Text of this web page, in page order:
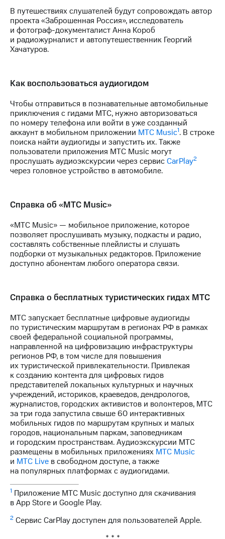
Реквизиты
Контакты
развитие
деловая этика
На главную
В путешествиях слушателей будут сопровождать автор
проекта «Заброшенная Россия», исследователь
и фотограф-документалист Анна Короб
и радиожурналист и автопутешественник Георгий
Хачатуров.
Как воспользоваться аудиогидом
Чтобы отправиться в познавательные автомобильные
приключения с гидами МТС, нужно авторизоваться
по номеру телефона или войти в уже созданный
аккаунт в мобильном приложении МТС Music1. В строке
поиска найти аудиогиды и запустить их. Также
пользователи приложения MTC Music могут
прослушать аудиоэкскурсии через сервисCarPlay2
через головное устройство в автомобиле.
Справка об «МТС Music»
«МТС Music» — мобильное приложение, которое
позволяет прослушивать музыку, подкасты и радио,
составлять собственные плейлисты и слушать
подборки от музыкальных редакторов. Приложение
доступно абонентам любого оператора связи.
Справка о бесплатных туристических гидах МТС
МТС запускает бесплатные цифровые аудиогиды
по туристическим маршрутам в регионах РФ в рамках
своей федеральной социальной программы,
направленной на цифровизацию инфраструктуры
регионов РФ, в том числе для повышения
их туристической привлекательности. Привлекая
к созданию контента для цифровых гидов
представителей локальных культурных и научных
учреждений, историков, краеведов, дендрологов,
журналистов, городских активистов и волонтеров, МТС
за три года запустила свыше 60 интерактивных
мобильных гидов по маршрутам крупных и малых
городов, национальным паркам, заповедникам
и городским пространствам. Аудиоэкскурсии МТС
размещены в мобильных приложениях МТС Music
и МТС Live в свободном доступе, а также
на популярных платформах с аудиогидами.
1 Приложение МТС Music доступно для скачивания
в App Store и Google Play.
2 Сервис CarPlay доступен для пользователей Apple.